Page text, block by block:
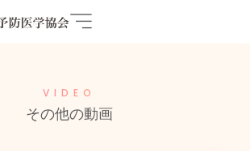
VIDEO
その他の動画